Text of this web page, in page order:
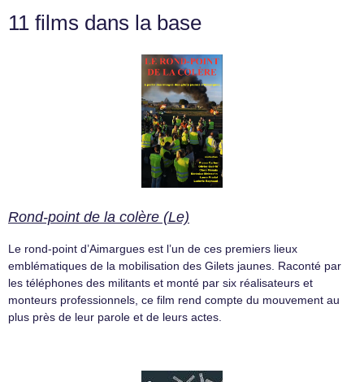
11 films dans la base
Rond-point de la colère (Le)
Le rond-point d’Aimargues est l’un de ces premiers lieux
emblématiques de la mobilisation des Gilets jaunes. Raconté par
les téléphones des militants et monté par six réalisateurs et
monteurs professionnels, ce film rend compte du mouvement au
plus près de leur parole et de leurs actes.